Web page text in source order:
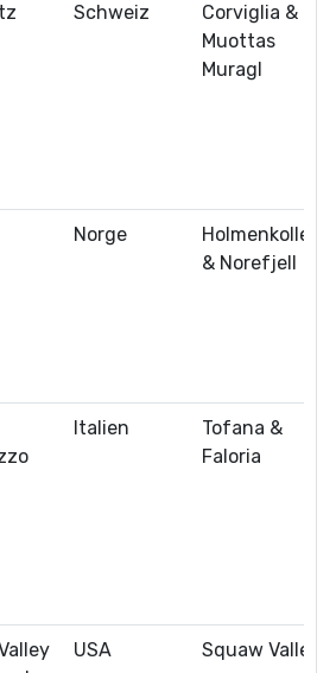
Schweiz
Corviglia &
Muottas
Muragl
Norge
& Norefjell
Italien
Tofana &
Faloria
USA Squaw